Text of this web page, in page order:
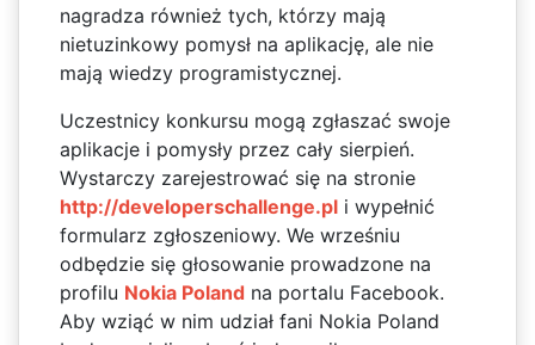
nagradza również tych, którzy mają
nietuzinkowy pomysł na aplikację, ale nie
mają wiedzy programistycznej.
Uczestnicy konkursu mogą zgłaszać swoje
aplikacje i pomysły przez cały sierpień.
Wystarczy zarejestrować się na stronie
http://developerschallenge.pli wypełnić
formularz zgłoszeniowy. We wrześniu
odbędzie się głosowanie prowadzone na
profilu Nokia Polandna portalu Facebook.
Aby wziąć w nim udział fani Nokia Poland